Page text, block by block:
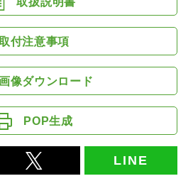
付注意事項
像ダウンロード
POP生成
LINE